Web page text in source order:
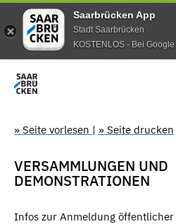
Saarbrücken App
Stadt Saarbrücken
KOSTENLOS - Bei
» Seite vorlesen | » Seite drucken
VERSAMMLUNGEN UND
DEMONSTRATIONEN
Infos zur Anmeldung